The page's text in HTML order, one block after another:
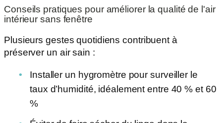
Conseils pratiques pour améliorer la qualité de l'air
intérieur sans fenêtre
Plusieurs gestes quotidiens contribuent à
préserver un air sain :
Installer un hygromètre pour surveiller le
taux d’humidité, idéalement entre 40 % et 60
%